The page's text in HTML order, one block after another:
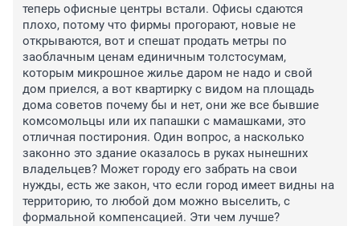
теперь офисные центры встали. Офисы сдаются
плохо, потому что фирмы прогорают, новые не
открываются, вот и спешат продать метры по
заоблачным ценам единичным толстосумам,
которым микрошное жилье даром не надо и свой
дом приелся, а вот квартирку с видом на площадь
дома советов почему бы и нет, они же все бывшие
комсомольцы или их папашки с мамашками, это
отличная постирония. Один вопрос, а насколько
законно это здание оказалось в руках нынешних
владельцев? Может городу его забрать на свои
нужды, есть же закон, что если город имеет видны на
территорию, то любой дом можно выселить, с
формальной компенсацией. Эти чем лучше?